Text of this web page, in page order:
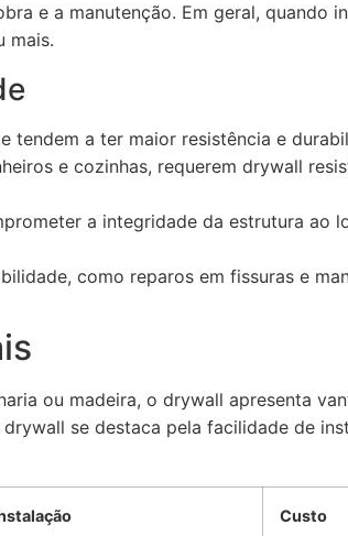
e a manutenção. Em geral, quando
mais.
tendem a ter maior resistência e
e cozinhas, requerem drywall
a integridade da estrutura ao
como reparos em fissuras e
ou madeira, o drywall apresenta
se destaca pela facilidade de
Custo